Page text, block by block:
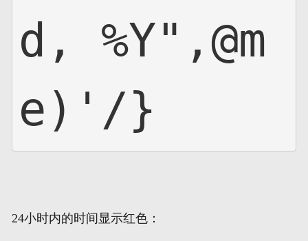
d, %Y",@m
e)'/}
24小时内的时间显示红色：